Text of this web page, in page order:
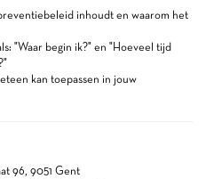
inhoudt en waarom het
"Waar begin ik?" en "Hoeveel tijd
kan toepassen in jouw
96, 9051 Gent